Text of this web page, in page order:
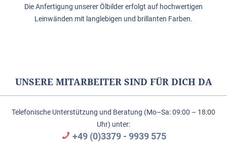
Die Anfertigung unserer Ölbilder erfolgt auf hochwertigen
Leinwänden mit langlebigen und brillanten Farben.
UNSERE MITARBEITER SIND FÜR DICH DA
Telefonische Unterstützung und Beratung (Mo–Sa: 09:00 – 18:00
Uhr) unter:
+49 (0)3379 - 9939 575